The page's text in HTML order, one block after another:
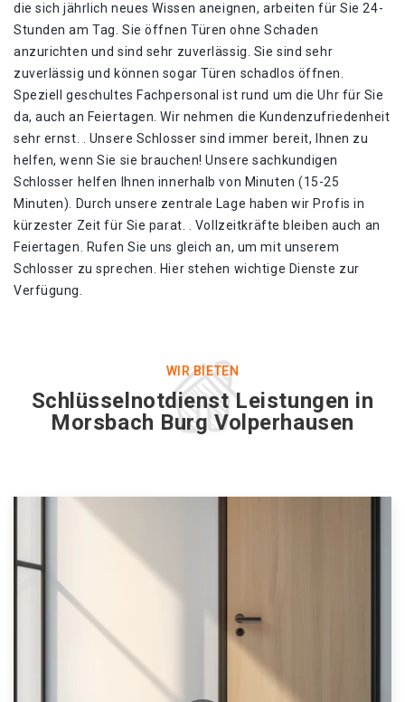
die sich jährlich neues Wissen aneignen, arbeiten für Sie 24-
Stunden am Tag. Sie öffnen Türen ohne Schaden
anzurichten und sind sehr zuverlässig. Sie sind sehr
zuverlässig und können sogar Türen schadlos öffnen.
Speziell geschultes Fachpersonal ist rund um die Uhr für Sie
da, auch an Feiertagen. Wir nehmen die Kundenzufriedenheit
sehr ernst. . Unsere Schlosser sind immer bereit, Ihnen zu
helfen, wenn Sie sie brauchen! Unsere sachkundigen
Schlosser helfen Ihnen innerhalb von Minuten (15-25
Minuten). Durch unsere zentrale Lage haben wir Profis in
kürzester Zeit für Sie parat. . Vollzeitkräfte bleiben auch an
Feiertagen. Rufen Sie uns gleich an, um mit unserem
Schlosser zu sprechen. Hier stehen wichtige Dienste zur
Verfügung.
WIR BIETEN
Schlüsselnotdienst Leistungen in
Morsbach Burg Volperhausen